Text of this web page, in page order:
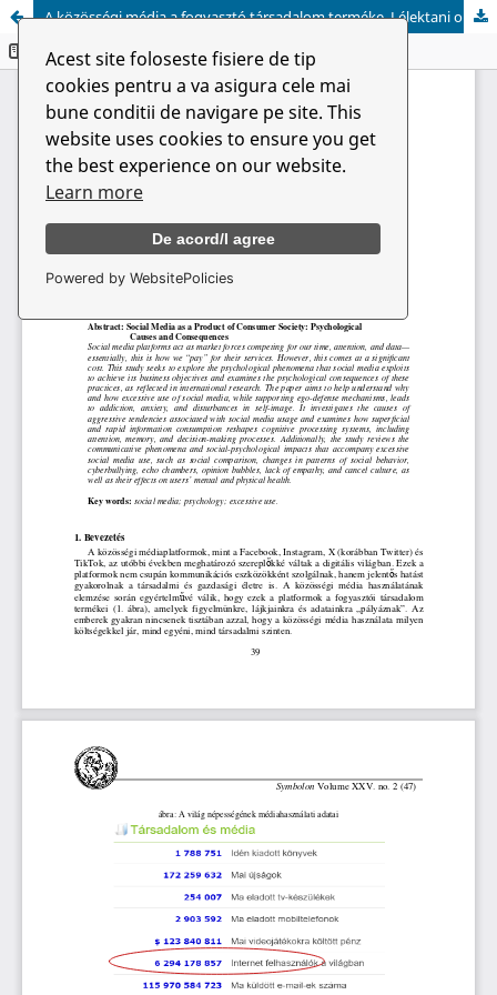
Acest site foloseste fisiere de tip
cookies pentru a va asigura cele mai
bune conditii de navigare pe site. This
website uses cookies to ensure you get
the best experience on our website.
Learn more
De acord/I agree
Powered by WebsitePolicies
A közösségi média a fogyasztó társadalom terméke. Lélektani okok és következmények